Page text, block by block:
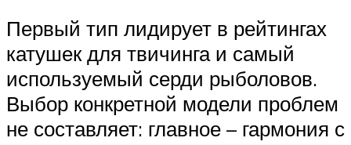
Первый тип лидирует в рейтингах
катушек для твичинга и самый
используемый серди рыболовов.
Выбор конкретной модели проблем
не составляет: главное – гармония с